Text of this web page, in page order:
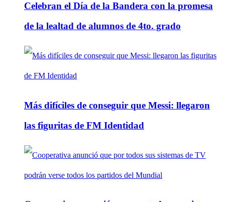
Celebran el Día de la Bandera con la promesa
de la lealtad de alumnos de 4to. grado
Más difíciles de conseguir que Messi: llegaron
las figuritas de FM Identidad